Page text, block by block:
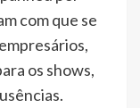
com que se
os shows,